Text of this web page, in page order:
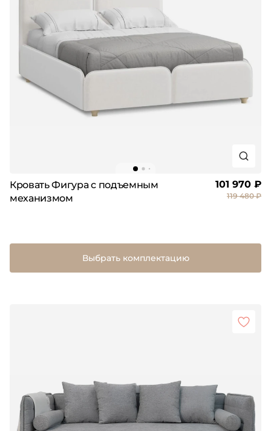
Кровать Фигура c подъемным
механизмом
101 970 ₽
119 480 ₽
Выбрать комплектацию